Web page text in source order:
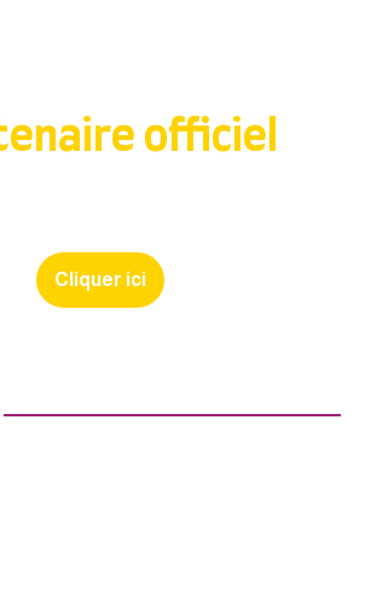
officiel
Cliquer ici